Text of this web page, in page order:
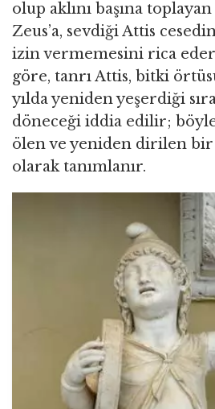
olup aklını başına
Zeus’a, sevdiği Attis
izin vermemesini rica
göre, tanrı Attis, bitki
yılda yeniden yeşerdiği
döneceği iddia edilir;
ölen ve yeniden dirilen
olarak tanımlanır.